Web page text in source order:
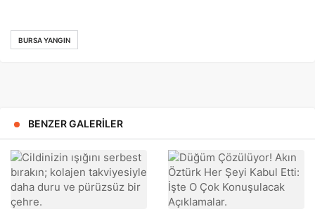
BURSA YANGIN
BENZER GALERILER